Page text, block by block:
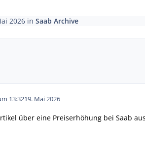
2026in Saab Archive
13:3219. Mai 2026
über eine Preiserhöhung bei Saab